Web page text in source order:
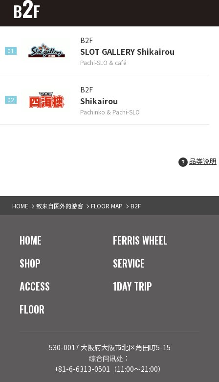
B2F
01
B2F
SLOT GALLERY Shikairou
Pachi-SLO & café
02
B2F
Shikairou
Pachinko & Pachi-SLO
品类说明
HOME 致来自国外的游客 FLOOR MAP B2F
HOME
SHOP
ACCESS
FLOOR
FERRIS WHEEL
SERVICE
1DAY TRIP
530-0017 大阪府大阪市北区角田町5-15
综合问讯处：
+81-6-6313-0501（11:00～21:00）